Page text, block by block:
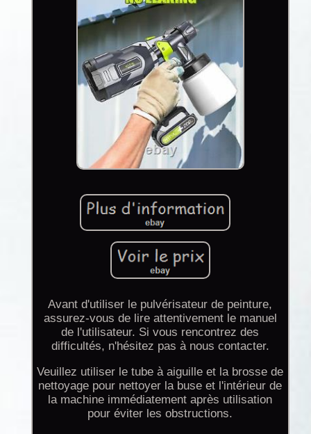
Avant d'utiliser le pulvérisateur de peinture,
assurez-vous de lire attentivement le manuel
de l'utilisateur. Si vous rencontrez des
difficultés, n'hésitez pas à nous contacter.
Veuillez utiliser le tube à aiguille et la brosse de
nettoyage pour nettoyer la buse et l'intérieur de
la machine immédiatement après utilisation
pour éviter les obstructions.